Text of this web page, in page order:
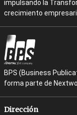
impulsando la
crecimiento
BPS (Business
forma parte de
Dirección